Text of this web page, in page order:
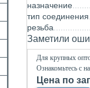
назначение
тип соединения
резьба
Заметили
Для крупных
Ознакомьтесь с
Цена по